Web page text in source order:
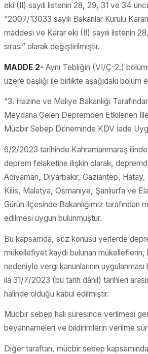
eki (II) sayılı listenin 28, 29, 31 ve 34
“2007/13033 sayılı Bakanlar Kurulu
maddesi ve Karar eki (II) sayılı listenin
sırası” olarak değiştirilmiştir.
MADDE 2- Aynı Tebliğin (VI/Ç-2.)
üzere başlığı ile birlikte aşağıdaki bölüm
“3. Hazine ve Maliye Bakanlığı
Meydana Gelen Depremden Etkilenen
Mücbir Sebep Döneminde KDV İade
6/2/2023 tarihinde Kahramanmaraş
deprem felaketine ilişkin olarak,
Adıyaman, Diyarbakır, Gaziantep,
Kilis, Malatya, Osmaniye, Şanlıurfa ve
Gürün ilçesinde Bakanlığımız tarafından
edilmesi uygun bulunmuştur.
Bu kapsamda, söz konusu yerlerde
mükellefiyet kaydı bulunan
nedeniyle vergi kanunlarının
ila 31/7/2023 (bu tarih dâhil) tarihleri
halinde olduğu kabul edilmiştir.
Mücbir sebep hali süresince verilmesi
beyannameleri ve bildirimlerin verilme
Diğer taraftan, mücbir sebep